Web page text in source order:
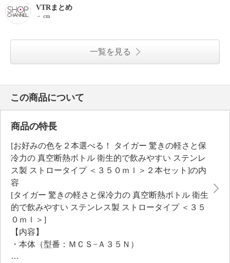
VTRまとめ
－ cm
一覧を見る
この商品について
商品の特長
[お好みの色を２本選べる！ タイガー 驚きの軽さと保
冷力の 真空断熱ボトル 衛生的で飲みやすい ステンレ
ス製 ストロータイプ ＜３５０ｍｌ＞２本セット]の内
容
[タイガー 驚きの軽さと保冷力の 真空断熱ボトル 衛生
的で飲みやすい ステンレス製 ストロータイプ ＜３５
０ｍｌ＞]
【内容】
・本体（型番：ＭＣＳ−Ａ３５Ｎ）